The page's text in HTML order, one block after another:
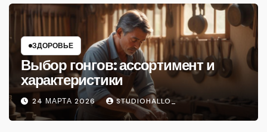
ЗДОРОВЬЕ
Выбор гонгов: ассортимент и
характеристики
24 МАРТА 2026 STUDIOHALLO_